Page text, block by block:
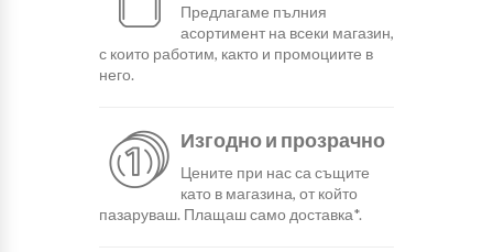
Предлагаме пълния
асортимент на всеки магазин,
с които работим, както и промоциите в
него.
Изгодно и прозрачно
Цените при нас са същите
като в магазина, от който
пазаруваш. Плащаш само доставка*.